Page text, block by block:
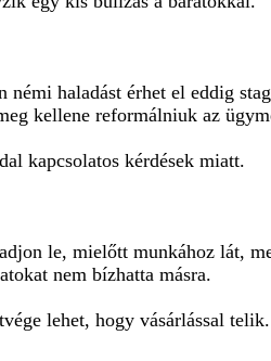
haladást érhet el eddig
kellene reformálniuk az
kapcsolatos kérdések miatt.
le, mielőtt munkához lát,
nem bízhatta másra.
lehet, hogy vásárlással telik.